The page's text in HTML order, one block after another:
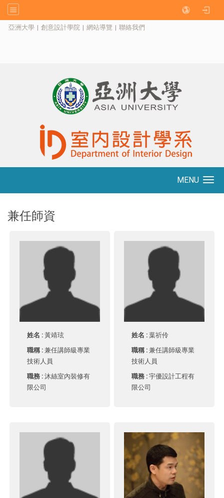
亞洲大學 | 創意設計學院 | 網站導覽 | 聯絡我們
MENU
兼任師資
姓名 :黃靖玹
職稱 :兼任講師級專業
技術人員
職務 :沐絲室內裝修有
限公司
姓名 :葉祈伶
職稱 :兼任講師級專業
技術人員
職務 :宇優設計工程有
限公司